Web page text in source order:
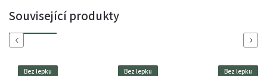
Související produkty
Previous
Bez lepku Bez lepku Bez lepku
Next